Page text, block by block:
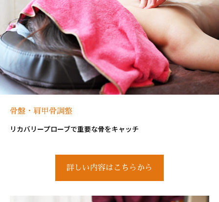
骨盤・肩甲骨調整
リカバリープローブで重要な骨をキャッチ
詳しい内容はこちらから